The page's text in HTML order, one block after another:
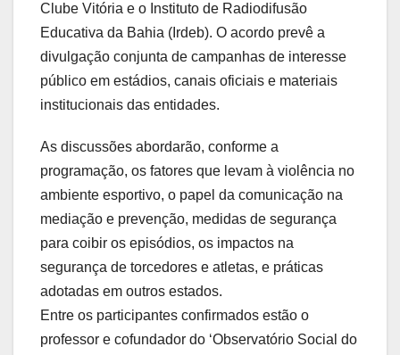
Clube Vitória e o Instituto de Radiodifusão
Educativa da Bahia (Irdeb). O acordo prevê a
divulgação conjunta de campanhas de interesse
público em estádios, canais oficiais e materiais
institucionais das entidades.
As discussões abordarão, conforme a
programação, os fatores que levam à violência no
ambiente esportivo, o papel da comunicação na
mediação e prevenção, medidas de segurança
para coibir os episódios, os impactos na
segurança de torcedores e atletas, e práticas
adotadas em outros estados.
Entre os participantes confirmados estão o
professor e cofundador do ‘Observatório Social do